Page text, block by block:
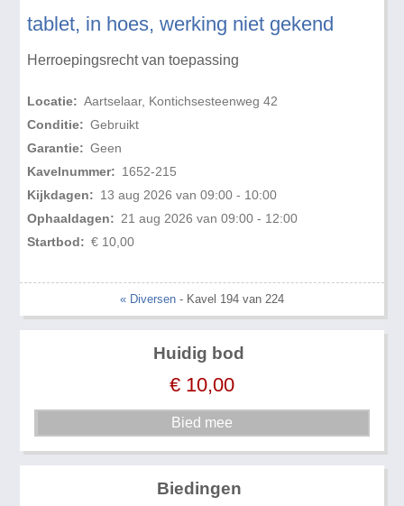
tablet, in hoes, werking niet gekend
Herroepingsrecht van toepassing
Locatie: Aartselaar, Kontichsesteenweg 42
Conditie: Gebruikt
Garantie: Geen
Kavelnummer: 1652-215
Kijkdagen: 13 aug 2026 van 09:00 - 10:00
Ophaaldagen: 21 aug 2026 van 09:00 - 12:00
Startbod: € 10,00
« Diversen - Kavel 194 van 224
Huidig bod
€ 10,00
Biedingen